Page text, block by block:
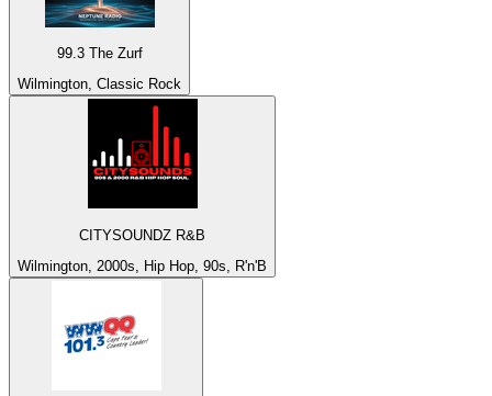
99.3 The Zurf
Wilmington, Classic Rock
CITYSOUNDZ R&B
Wilmington, 2000s, Hip Hop, 90s, R'n'B